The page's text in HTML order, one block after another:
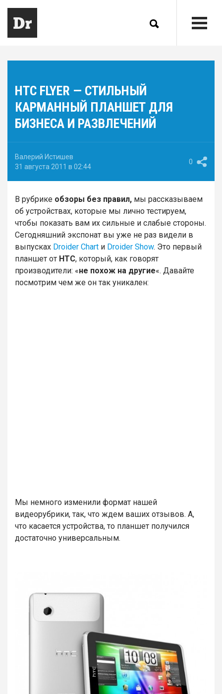
HTC FLYER — СТИЛЬНЫЙ
КАРМАННЫЙ ПЛАНШЕТ ДЛЯ
БИЗНЕСА И РАЗВЛЕЧЕНИЙ
Валерий Истишев
31 августа 2011 в 02:44
0
В рубрике обзоры без правил, мы рассказываем
об устройствах, которые мы лично тестируем,
чтобы показать вам их сильные и слабые стороны.
Сегодняшний экспонат вы уже не раз видели в
выпусках Droider Chart и Droider Show. Это первый
планшет от HTC, который, как говорят
производители: «не похож на другие«. Давайте
посмотрим чем же он так уникален:
Мы немного изменили формат нашей
видеорубрики, так, что ждем ваших отзывов. А,
что касается устройства, то планшет получился
достаточно универсальным.